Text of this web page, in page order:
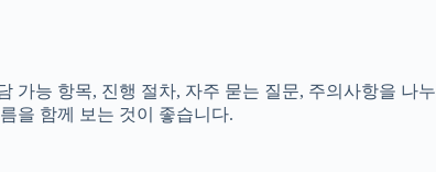
가능 항목, 진행 절차, 자주 묻는 질문, 주의사항을 나누
을 함께 보는 것이 좋습니다.